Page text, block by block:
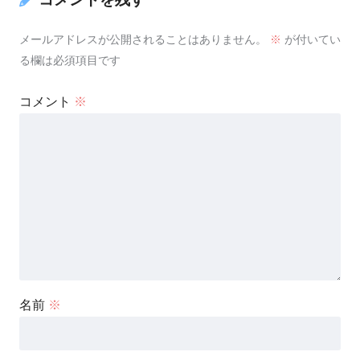
メールアドレスが公開されることはありません。 ※ が付いてい
る欄は必須項目です
コメント ※
名前 ※